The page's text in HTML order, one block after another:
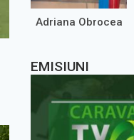
Adriana Obrocea
EMISIUNI